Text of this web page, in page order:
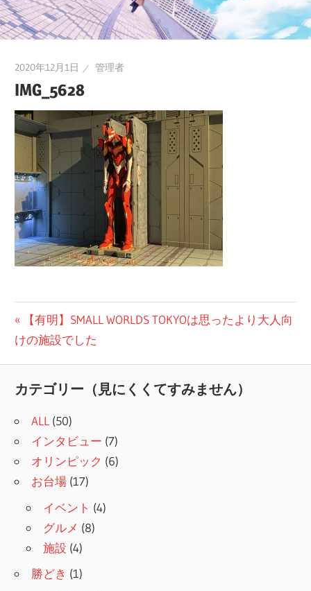
2020年12月1日 管理者
IMG_5628
投
稿
ビ
ゲ
ー
シ
ョ
ン
前
の
【有明】SMALL WORLDS TOKYOは思ったより大人向
けの施設でした
カテゴリー（見にくくてすみません）
ALL (50)
インタビュー (7)
オリンピック (6)
お台場 (17)
イベント (4)
グルメ (8)
施設 (4)
勝どき (1)